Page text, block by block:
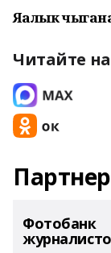
Яңалык
Читайте
Фотобанк